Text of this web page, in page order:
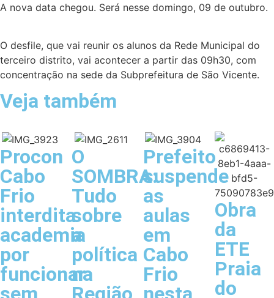
A nova data chegou. Será nesse domingo, 09 de outubro.
O desfile, que vai reunir os alunos da Rede Municipal do
terceiro distrito, vai acontecer a partir das 09h30, com
concentração na sede da Subprefeitura de São Vicente.
Veja também
Procon
Cabo
Frio
interdita
academia
por
funcionar
O
SOMBRA:
Tudo
sobre
a
política
na
Prefeito
suspende
as
aulas
em
Cabo
Frio
Obra
da
ETE
Praia
do